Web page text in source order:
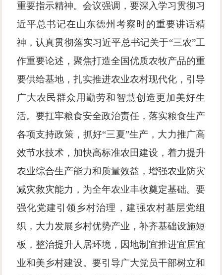
重要指示精神。会议强调，要深入学习贯彻习
近平总书记在山东德州考察时的重要讲话精
神，认真贯彻落实习近平总书记关于“三农”工
作重要论述，聚焦打造全国优质农牧产品的重
要供给基地，扎实推进农业农村现代化，引导
广大农民群众用勤劳和智慧创造更加美好生
活。要扛牢粮食安全政治责任，落实粮食生产
各项支持政策，抓好“三夏”生产，大力推广高
效节水技术，加快高标准农田建设，着力提升
农业综合生产能力和质量效益，增强农业防灾
减灾救灾能力，为全年农业丰收奠定基础。要
强化党建引领乡村治理，建强农村基层党组
织，大力发展乡村优势产业，补齐基础设施短
板，整治提升人居环境，因地制宜推进宜居宜
业和美乡村建设。要引导广大党员干部树立和